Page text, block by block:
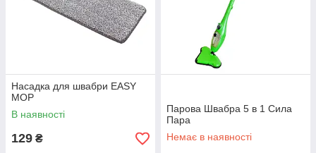
Насадка для швабри EASY
MOP
В наявності
129 ₴
Парова Швабра 5 в 1 Сила
Пара
Немає в наявності